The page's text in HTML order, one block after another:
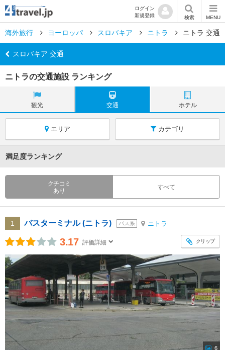
ログイン
新規登録
検索 MENU
海外旅行 ヨーロッパ スロバキア ニトラ ニトラ 交通
スロバキア 交通
ニトラの交通施設 ランキング
観光 交通 ホテル
エリア カテゴリ
満足度ランキング
クチコミ
あり
すべて
1 バスターミナル (ニトラ) バス系 ニトラ
3.17 評価詳細 クリップ
6